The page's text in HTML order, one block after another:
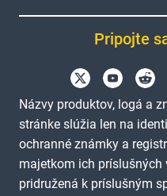
Pripojte
Názvy produktov, logá a
stránke slúžia len na
ochranné známky a
majetkom ich príslušných
pridružená k príslušným